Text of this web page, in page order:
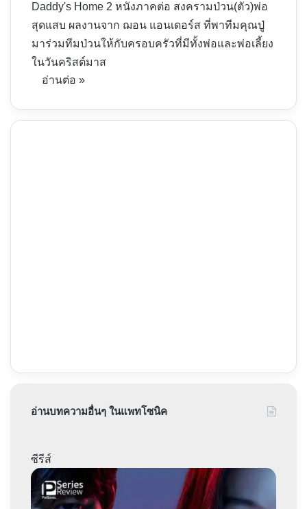
Daddy's Home 2 หนังภาคต่อ สงครามป่วน(ตัว)พ่อ
สุดแสบ ผลงานจาก ฌอน แอนเดอร์ส ที่พาทีมคุณปู่
มาร่วมทีมป่วนให้กับครอบครัวที่มีทั้งพ่อและพ่อเลี้ยง
ในวันคริสต์มาส
อ่านต่อ »
อ่านบทความอื่นๆ ในแพทโซนิค
ซีรีส์